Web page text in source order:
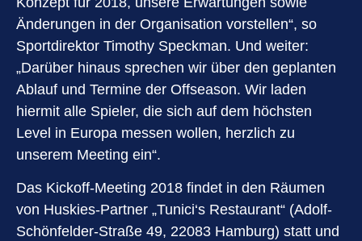
Änderungen in der Organisation vorstellen“, so
Sportdirektor Timothy Speckman. Und weiter:
„Darüber hinaus sprechen wir über den geplanten
Ablauf und Termine der Offseason. Wir laden
hiermit alle Spieler, die sich auf dem höchsten
Level in Europa messen wollen, herzlich zu
unserem Meeting ein“.
Das Kickoff-Meeting 2018 findet in den Räumen
von Huskies-Partner „Tunici‘s Restaurant“ (Adolf-
Schönfelder-Straße 49, 22083 Hamburg) statt und